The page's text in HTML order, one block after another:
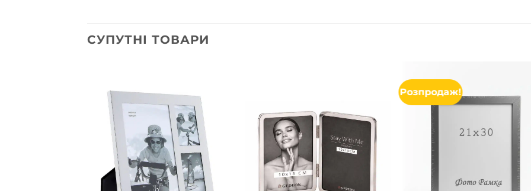
СУПУТНІ ТОВАРИ
Розпродаж!